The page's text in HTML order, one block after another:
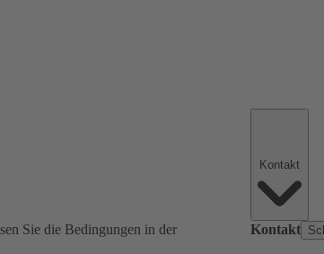
Sie die Bedingungen in der
Kontakt